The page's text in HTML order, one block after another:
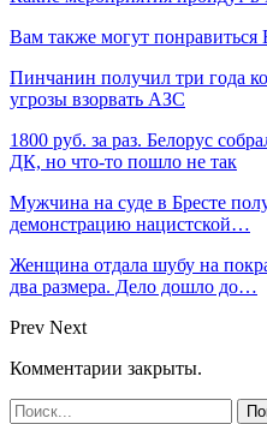
Вам также могут понравиться
Пинчанин получил три года
угрозы взорвать АЗС
1800 руб. за раз. Белорус
ДК, но что-то пошло не так
Мужчина на суде в Бресте
демонстрацию нацистской…
Женщина отдала шубу на
два размера. Дело дошло до…
Prev Next
Комментарии закрыты.